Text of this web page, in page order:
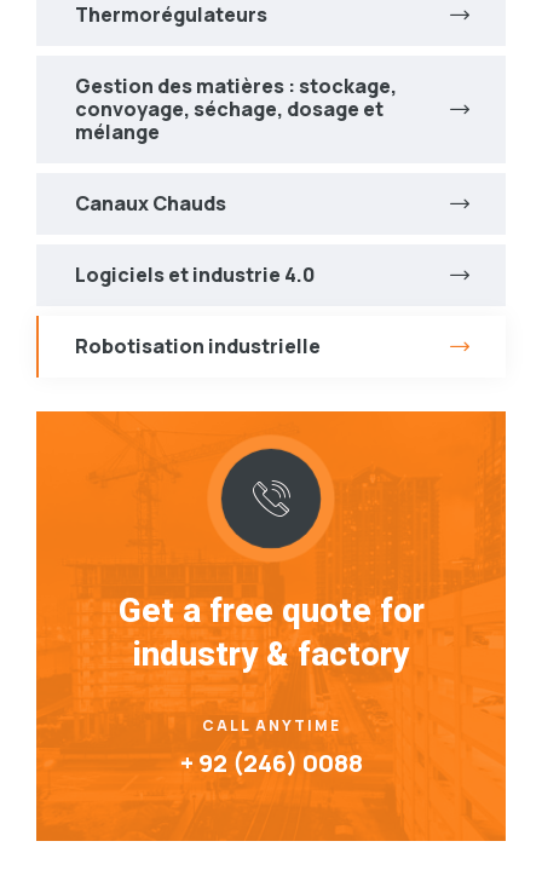
Thermorégulateurs
Gestion des matières : stockage,
convoyage, séchage, dosage et
mélange
Canaux Chauds
Logiciels et industrie 4.0
Robotisation industrielle
Get a free quote for
industry & factory
CALL ANYTIME
+ 92 (246) 0088